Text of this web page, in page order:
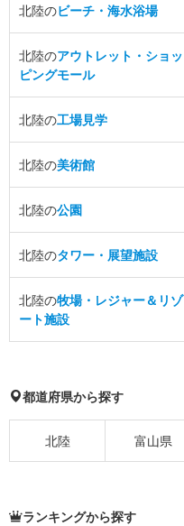
北陸のビーチ・海水浴場
北陸のアウトレット・ショッ
ピングモール
北陸の工場見学
北陸の美術館
北陸の公園
北陸のタワー・展望施設
北陸の牧場・レジャー＆リゾ
ート施設
都道府県から探す
北陸 富山県
ランキングから探す